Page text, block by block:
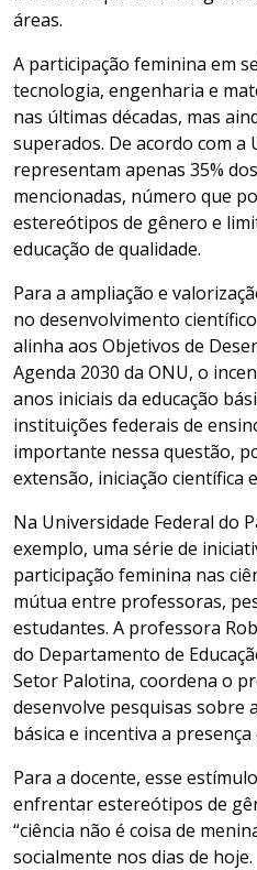
áreas.
A participação feminina em
tecnologia, engenharia e
nas últimas décadas, mas
superados. De acordo com a
representam apenas 35%
mencionadas, número que
estereótipos de gênero e
educação de qualidade.
Para a ampliação e
no desenvolvimento
alinha aos Objetivos de
Agenda 2030 da ONU, o
anos iniciais da educação
instituições federais de
importante nessa questão,
extensão, iniciação científica
Na Universidade Federal do
exemplo, uma série de
participação feminina nas
mútua entre professoras,
estudantes. A professora
do Departamento de
Setor Palotina, coordena o
desenvolve pesquisas sobre
básica e incentiva a
Para a docente, esse
enfrentar estereótipos de
“ciência não é coisa de
socialmente nos dias de hoje.